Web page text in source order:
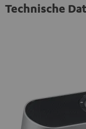
Technische